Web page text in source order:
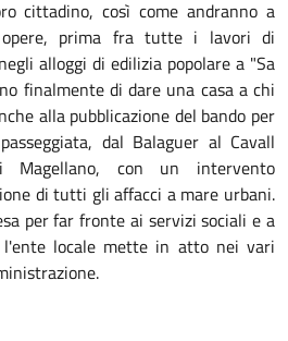
cittadino, così come andranno a
opere, prima fra tutte i lavori di
alloggi di edilizia popolare a "Sa
finalmente di dare una casa a chi
alla pubblicazione del bando per
dal Balaguer al Cavall
con un intervento
di tutti gli affacci a mare urbani.
per far fronte ai servizi sociali e a
locale mette in atto nei vari